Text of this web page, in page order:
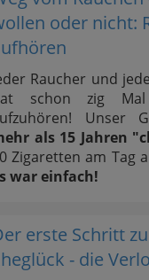
oder nicht:
Raucher und
schon zig Mal
Unser
als 15 Jahren
Zigaretten am Tag
war einfach!
erste Schritt
- die